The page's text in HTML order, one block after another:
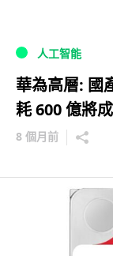
人工智能
華為高層: 國
耗 600 億將
8 個月前